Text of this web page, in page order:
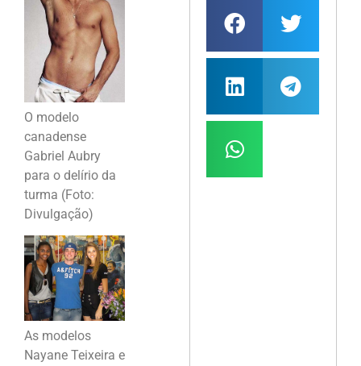
O modelo
canadense
Gabriel Aubry
para o delírio da
turma (Foto:
Divulgação)
As modelos
Nayane Teixeira e